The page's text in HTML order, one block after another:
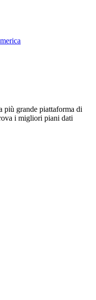
più grande piattaforma di
i migliori piani dati